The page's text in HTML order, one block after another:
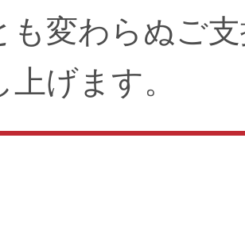
も変わらぬご
げます。